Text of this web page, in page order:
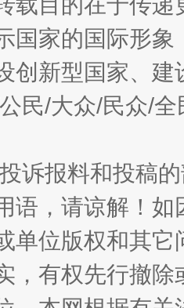
国家的国际形
创新型国家、
民/大众/民众/
诉报料和投稿
语，请谅解！
单位版权和其它
，有权先行撤